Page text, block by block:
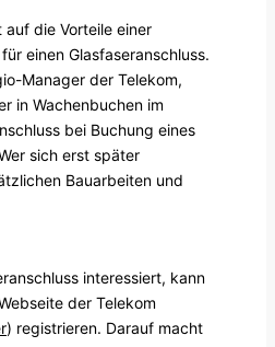
die Vorteile einer
einen Glasfaseranschluss.
Manager der Telekom,
in Wachenbuchen im
bei Buchung eines
sich erst später
Bauarbeiten und
interessiert, kann
der Telekom
) registrieren. Darauf macht